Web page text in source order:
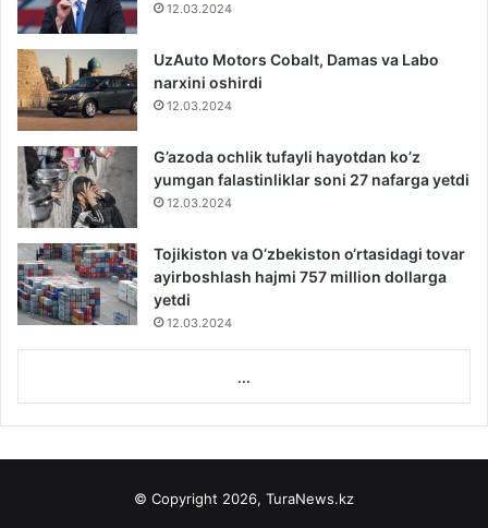
12.03.2024
UzAuto Motors Cobalt, Damas va Labo
narxini oshirdi
12.03.2024
G’azoda ochlik tufayli hayotdan ko’z
yumgan falastinliklar soni 27 nafarga yetdi
12.03.2024
Tojikiston va O‘zbekiston o‘rtasidagi tovar
ayirboshlash hajmi 757 million dollarga
yetdi
12.03.2024
...
© Copyright 2026, TuraNews.kz